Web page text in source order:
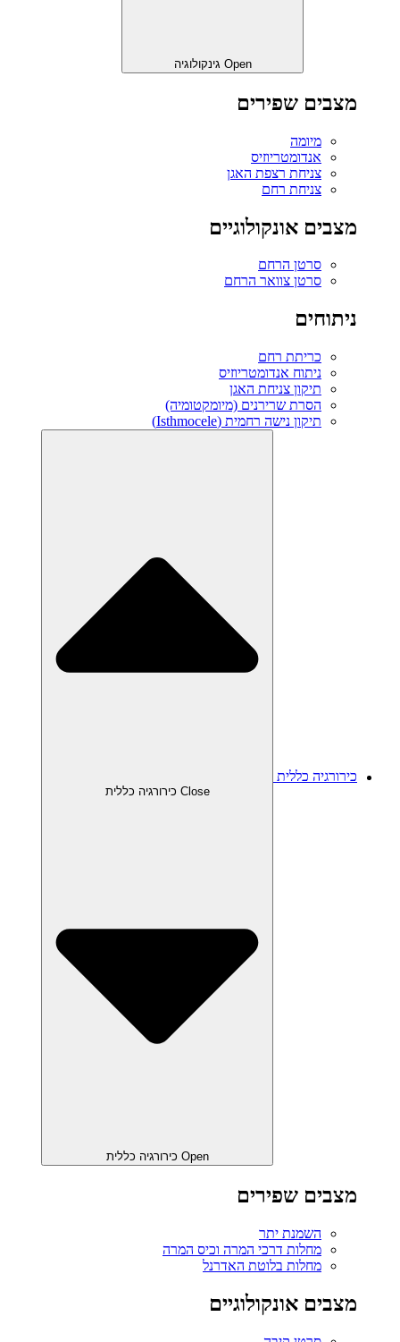
Open גינקולוגיה
מצבים שפירים
מיומה
אנדומטריוזיס
צניחת רצפת האגן
צניחת רחם
מצבים אונקולוגיים
סרטן הרחם
סרטן צוואר הרחם
ניתוחים
כריתת רחם
ניתוח אנדומטריוזיס
תיקון צניחת האגן
הסרת שרירנים (מיומקטומיה)
תיקון נישה רחמית (Isthmocele)
כירורגיה כללית
Close כירורגיה כללית
Open כירורגיה כללית
מצבים שפירים
השמנת יתר
מחלות דרכי המרה וכיס המרה
מחלות בלוטת האדרנל
מצבים אונקולוגיים